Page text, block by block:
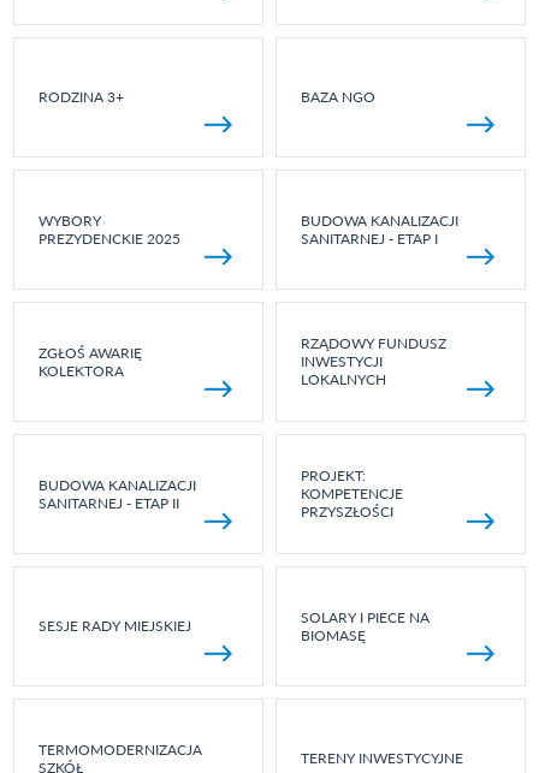
RODZINA 3+ BAZA NGO
WYBORY
PREZYDENCKIE 2025
BUDOWA KANALIZACJI
SANITARNEJ - ETAP I
ZGŁOŚ AWARIĘ
KOLEKTORA
RZĄDOWY FUNDUSZ
INWESTYCJI
LOKALNYCH
BUDOWA KANALIZACJI
SANITARNEJ - ETAP II
PROJEKT:
KOMPETENCJE
PRZYSZŁOŚCI
SESJE RADY MIEJSKIEJ
SOLARY I PIECE NA
BIOMASĘ
TERMOMODERNIZACJA
SZKÓŁ
TERENY INWESTYCYJNE